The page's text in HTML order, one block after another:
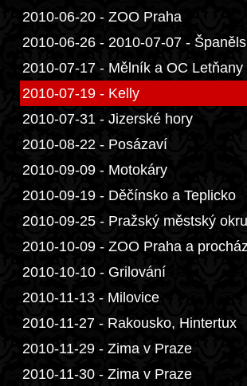
2010-06-20 - ZOO Praha
2010-06-26 - 2010-07-07 -
2010-07-17 - Mělník a OC Letňany
2010-07-19 - Kelly
2010-07-31 - Jizerské hory
2010-08-22 - Posázaví
2010-09-09 - Motokáry
2010-09-19 - Děčínsko a Teplicko
2010-09-25 - Pražský městský
2010-10-09 - ZOO Praha a
2010-10-10 - Grilování
2010-11-13 - Milovice
2010-11-27 - Rakousko, Hintertux
2010-11-29 - Zima v Praze
2010-11-30 - Zima v Praze